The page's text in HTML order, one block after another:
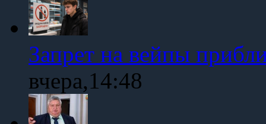
Запрет на вейпы
вчера,14:48